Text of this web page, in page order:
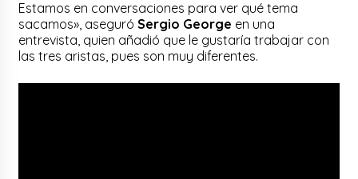
Estamos en conversaciones para ver qué tema
sacamos», aseguróSergio George en una
entrevista, quien añadió que le gustaría trabajar con
las tres aristas, pues son muy diferentes.